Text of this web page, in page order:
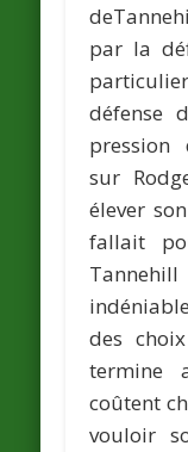
par la
défense
pression
sur
élever
fallait
des
termine
coûtent
vouloir